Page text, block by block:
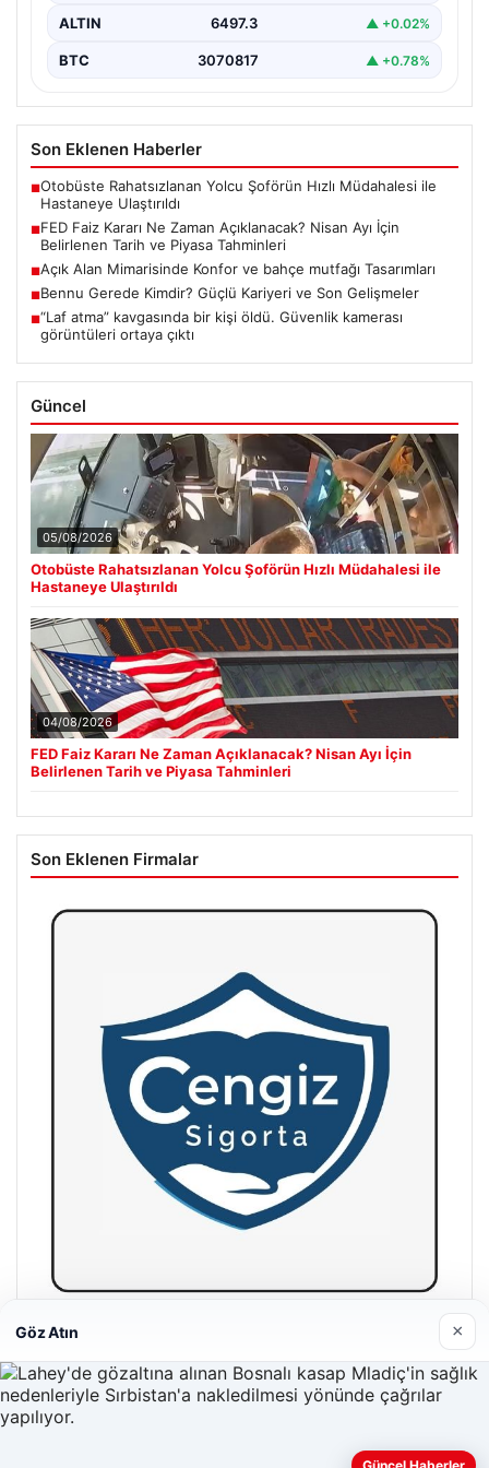
ALTIN 6497.3 ▲ +0.02%
BTC 3070817 ▲ +0.78%
Son Eklenen Haberler
■Otobüste Rahatsızlanan Yolcu Şoförün Hızlı Müdahalesi ile
Hastaneye Ulaştırıldı
■FED Faiz Kararı Ne Zaman Açıklanacak? Nisan Ayı İçin
Belirlenen Tarih ve Piyasa Tahminleri
■Açık Alan Mimarisinde Konfor ve bahçe mutfağı Tasarımları
■Bennu Gerede Kimdir? Güçlü Kariyeri ve Son Gelişmeler
■“Laf atma” kavgasında bir kişi öldü. Güvenlik kamerası
görüntüleri ortaya çıktı
Güncel
05/08/2026
Otobüste Rahatsızlanan Yolcu Şoförün Hızlı Müdahalesi ile
Hastaneye Ulaştırıldı
04/08/2026
FED Faiz Kararı Ne Zaman Açıklanacak? Nisan Ayı İçin
Belirlenen Tarih ve Piyasa Tahminleri
Son Eklenen Firmalar
Hastaş Beton
26/05/2026
Göz Atın ×